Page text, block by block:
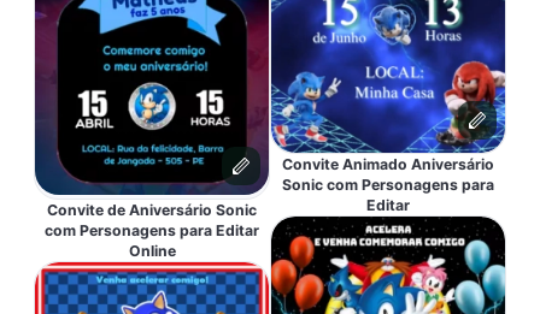
Convite de Aniversário Sonic
com Personagens para Editar
Online
Convite Animado Aniversário
Sonic com Personagens para
Editar